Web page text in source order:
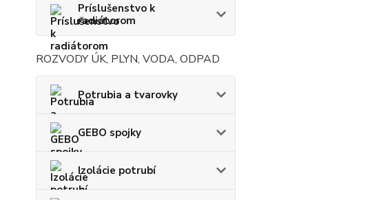
Príslušenstvo k
radiátorom
ROZVODY ÚK, PLYN, VODA, ODPAD
Potrubia a tvarovky
GEBO spojky
Izolácie potrubí